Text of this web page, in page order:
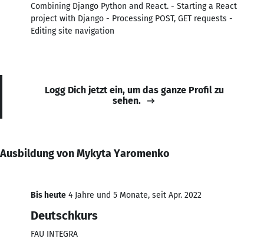
Combining Django Python and React. - Starting a React
project with Django - Processing POST, GET requests -
Editing site navigation
Logg Dich jetzt ein, um das ganze Profil zu
sehen.
Ausbildung von Mykyta Yaromenko
Bis heute 4 Jahre und 5 Monate, seit Apr. 2022
Deutschkurs
FAU INTEGRA